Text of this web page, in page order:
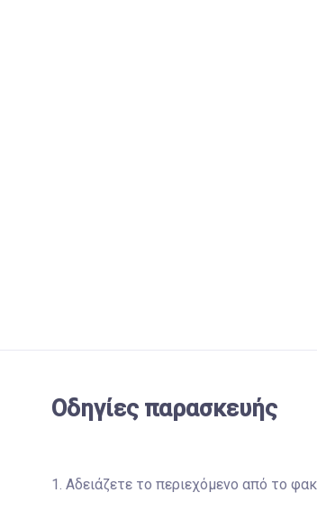
Οδηγίες παρασκευής
1. Αδειάζετε το περιεχόμενο από το